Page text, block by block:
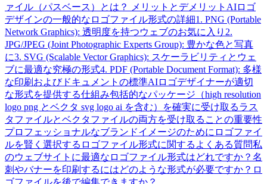
ァイル（パスベース）とは？ メリットとデメリット AIロゴ
デザインの一般的なロゴファイル形式の詳細1. PNG (Portable
Network Graphics): 透明度を持つウェブのお気に入り 2.
JPG/JPEG (Joint Photographic Experts Group): 豊かな色と写真
に3. SVG (Scalable Vector Graphics): スケーラビリティとウェ
ブに最適な究極の形式4. PDF (Portable Document Format): 多様
な印刷およびドキュメントの標準AIロゴデザイナーが適切
な形式を提供する仕組み包括的なパッケージ（high resolution
logo png とベクタ svg logo ai を含む）を確実に受け取るラス
タファイルとベクタファイルの両方を受け取ることの重要性
プロフェッショナルなブランドイメージのためにロゴファイ
ルを賢く選択する ロゴファイル形式に関するよくある質問私
のウェブサイトに最適なロゴファイル形式はどれですか？ 名
刺やバナーを印刷するにはどのような形式が必要ですか？ ロ
ゴファイルを後で編集できますか？